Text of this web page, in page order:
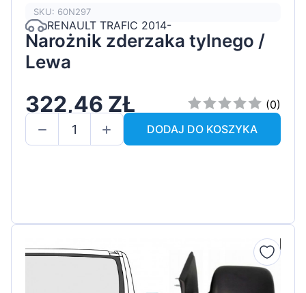
SKU: 60N297
RENAULT TRAFIC 2014-
Narożnik zderzaka tylnego /
Lewa
322,46 ZŁ
(0)
DODAJ DO KOSZYKA